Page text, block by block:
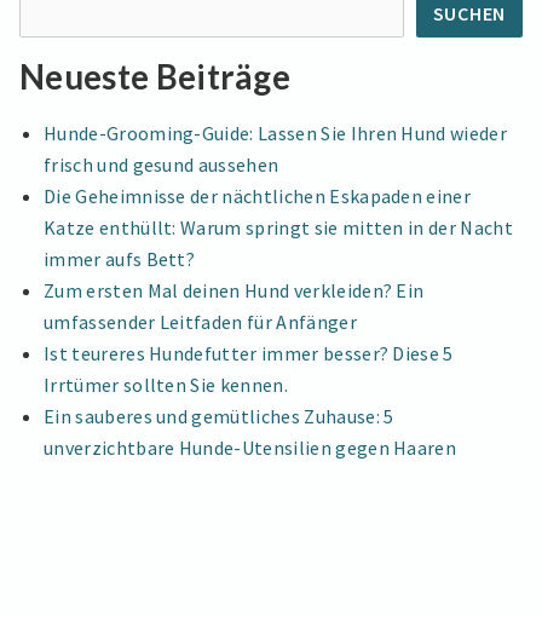
TUN?
SUCHEN
Neueste Beiträge
Hunde-Grooming-Guide: Lassen Sie Ihren Hund wieder
frisch und gesund aussehen
Die Geheimnisse der nächtlichen Eskapaden einer
Katze enthüllt: Warum springt sie mitten in der Nacht
immer aufs Bett?
Zum ersten Mal deinen Hund verkleiden? Ein
umfassender Leitfaden für Anfänger
Ist teureres Hundefutter immer besser? Diese 5
Irrtümer sollten Sie kennen.
Ein sauberes und gemütliches Zuhause: 5
unverzichtbare Hunde-Utensilien gegen Haaren